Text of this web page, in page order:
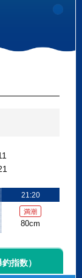
21:20
満潮
80cm
釣指数）